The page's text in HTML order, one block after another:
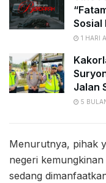
Sosial
1 HARI
Jalan
5
Menurutnya, pihak
negeri
sedang